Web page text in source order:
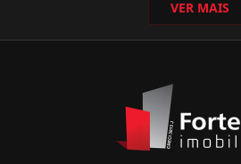
VER MAIS